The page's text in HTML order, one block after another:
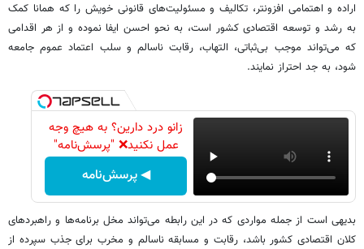
اراده‌ و اهتمامی افزونتر، تکالیف و مسئولیت‌های قانونی خویش را که همانا کمک
به رشد و توسعه اقتصادی کشور است، به نحو احسن ایفا نموده و از هر اقدامی
که می‌تواند موجب بی‌ثباتی، التهاب، رقابت ناسالم و سلب اعتماد عموم جامعه
شود، به جد احتراز نمایند.
زانو درد دارین؟ به هیچ وجه
عمل نکنید❌ "پرسش‌نامه"
◀ پرسش‌نامه
بدیهی است از جمله مواردی که در این رابطه می‌تواند مخل برنامه‌ها و راهبردهای
کلان اقتصادی کشور باشد، رقابت و مسابقه ناسالم و مخرب برای جذب سپرده از